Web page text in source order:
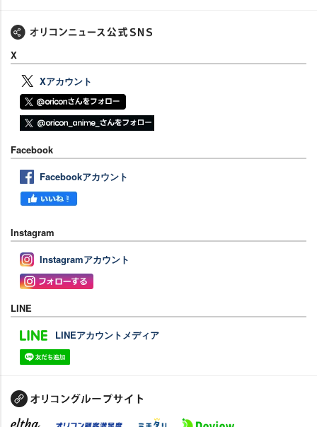
X
Xアカウント
Facebook
Facebookアカウント
Instagram
Instagramアカウント
LINE
LINEアカウントメディア